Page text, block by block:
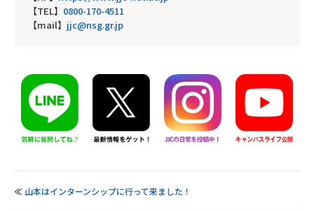
【TEL】 0800-170-4511
【mail】 jjc@nsg.gr.jp
≪ 山本はインターンシップに行って来ました！